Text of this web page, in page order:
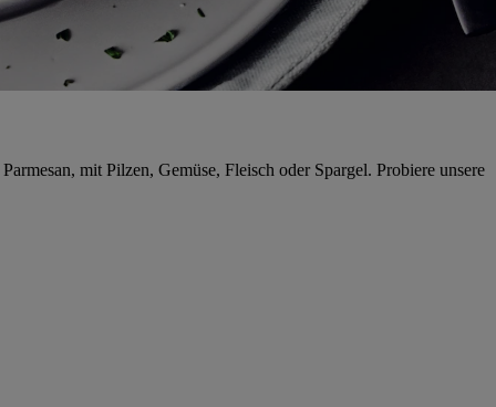
mit Pilzen, Gemüse, Fleisch oder Spargel. Probiere unsere